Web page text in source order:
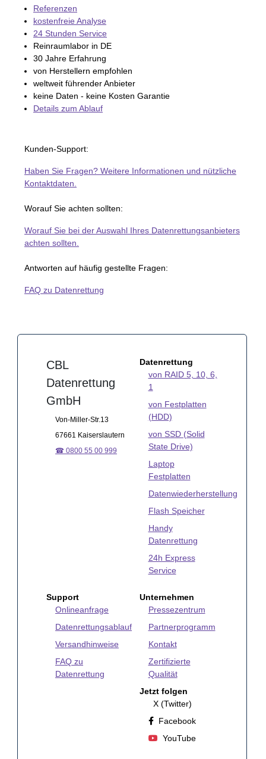
Referenzen
kostenfreie Analyse
24 Stunden Service
Reinraumlabor in DE
30 Jahre Erfahrung
von Herstellern empfohlen
weltweit führender Anbieter
keine Daten - keine Kosten Garantie
Details zum Ablauf
Kunden-Support:
Haben Sie Fragen? Weitere Informationen und nützliche
Kontaktdaten.
Worauf Sie achten sollten:
Worauf Sie bei der Auswahl Ihres Datenrettungsanbieters
achten sollten.
Antworten auf häufig gestellte Fragen:
FAQ zu Datenrettung
CBL
Datenrettung
GmbH
Von-Miller-Str.13
67661 Kaiserslautern
☎ 0800 55 00 999
Datenrettung
von RAID 5, 10, 6,
1
von Festplatten
(HDD)
von SSD (Solid
State Drive)
Laptop
Festplatten
Datenwiederherstellung
Flash Speicher
Handy
Datenrettung
24h Express
Service
Support
Onlineanfrage
Datenrettungsablauf
Versandhinweise
FAQ zu
Datenrettung
Unternehmen
Pressezentrum
Partnerprogramm
Kontakt
Zertifizierte
Qualität
Jetzt folgen
X (Twitter)
Facebook
YouTube